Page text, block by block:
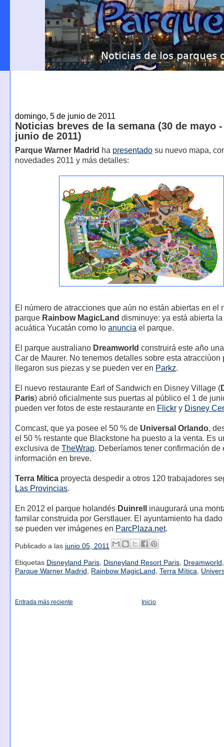
domingo, 5 de junio de 2011
Noticias breves de la semana (30 de mayo
junio de 2011)
Parque Warner Madrid ha presentadosu nuevo mapa,
novedades 2011 y más detalles:
El número de atracciones que aún no están abiertas en el
parque Rainbow MagicLand disminuye: ya está abierta
acuática Yucatán como lo anunciael parque.
El parque australiano Dreamworld construirá este año
Car de Maurer. No tenemos detalles sobre esta atracciùon
llegaron sus piezas y se pueden ver en Parkz.
El nuevo restaurante Earl of Sandwich en Disney Village (
Paris) abrió oficialmente sus puertas al público el 1 de
pueden ver fotos de este restaurante en Flickry Disney
Comcast, que ya posee el 50 % de Universal Orlando,
el 50 % restante que Blackstone ha puesto a la venta. Es
exclusiva de TheWrap. Deberíamos tener confirmación de
información en breve.
Terra Míticaproyecta despedir a otros 120 trabajadores
Las Provincias.
En 2012 el parque holandés Duinrell
inaugurará una
familar construida por Gerstlauer. El ayuntamiento ha
se pueden ver imágenes en ParcPlaza.net.
Publicado a las junio 05, 2011
Etiquetas Disneyland Paris, Disneyland Resort Paris, Dreamworld
Parque Warner Madrid , Rainbow MagicLand , Terra Mítica,
Entrada más reciente Inicio